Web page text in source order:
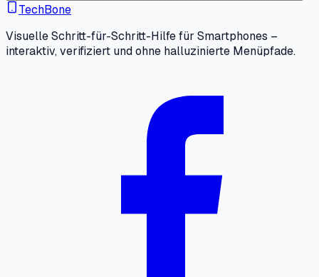
TechBone
Visuelle Schritt-für-Schritt-Hilfe für Smartphones –
interaktiv, verifiziert und ohne halluzinierte Menüpfade.